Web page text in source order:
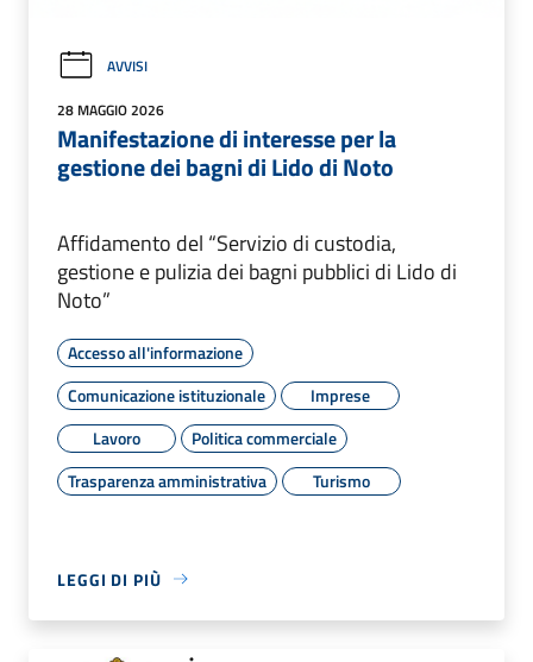
AVVISI
28 MAGGIO 2026
Manifestazione di interesse per la
gestione dei bagni di Lido di Noto
Affidamento del “Servizio di custodia,
gestione e pulizia dei bagni pubblici di Lido di
Noto”
Accesso all'informazione
Comunicazione istituzionale
Imprese
Lavoro
Politica commerciale
Trasparenza amministrativa
Turismo
LEGGI DI PIÙ